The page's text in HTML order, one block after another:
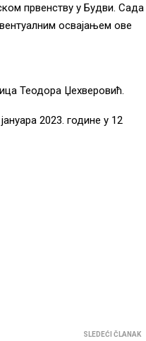
првенству у Будви. Сада
освајањем ове
Теодора Џехверовић.
2023. године у 12
SLEDEĆI ČLANAK